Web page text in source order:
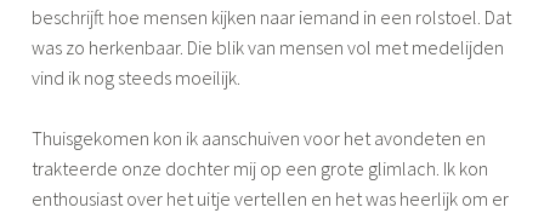
beschrijft hoe mensen kijken naar iemand in een rolstoel. Dat
was zo herkenbaar. Die blik van mensen vol met medelijden
vind ik nog steeds moeilijk.
Thuisgekomen kon ik aanschuiven voor het avondeten en
trakteerde onze dochter mij op een grote glimlach. Ik kon
enthousiast over het uitje vertellen en het was heerlijk om er